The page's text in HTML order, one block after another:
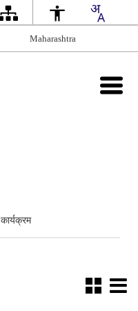
Maharashtra
कार्यक्रम